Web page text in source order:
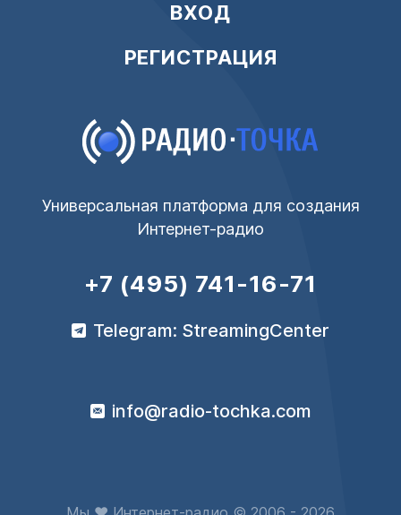
ВХОД
РЕГИСТРАЦИЯ
Универсальная платформа для создания
Интернет-радио
+7 (495) 741-16-71
Telegram: StreamingCenter
info@radio-tochka.com